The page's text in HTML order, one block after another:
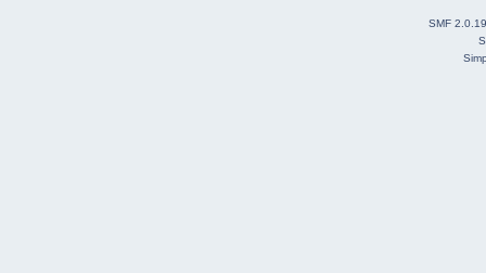
SMF 2.0.19